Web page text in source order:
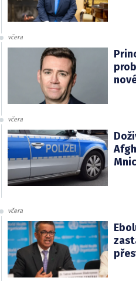
včera
včera
včera